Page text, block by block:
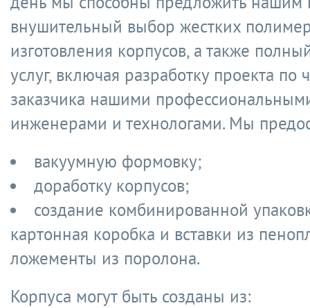
внушительный выбор жестких
изготовления корпусов, а также
услуг, включая разработку проекта по
заказчика нашими
инженерами и технологами. Мы
вакуумную формовку;
доработку корпусов;
создание комбинированной
картонная коробка и вставки из
ложементы из поролона.
Корпуса могут быть созданы из: